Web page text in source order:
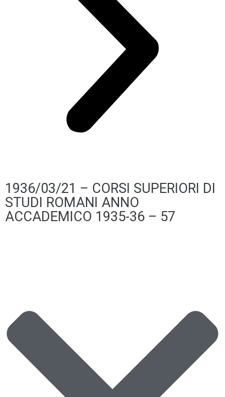
1936/03/21 – CORSI SUPERIORI DI
STUDI ROMANI ANNO
ACCADEMICO 1935-36 – 57